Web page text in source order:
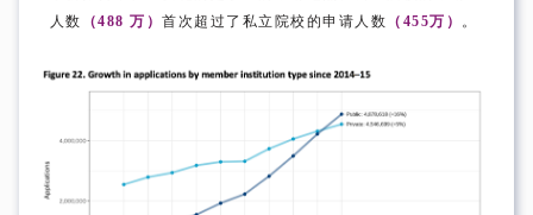
人数
（488 万）首次超过了私立院校的申请人数 （455万） 。